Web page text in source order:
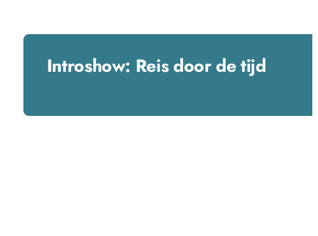
Introshow: Reis door de tijd